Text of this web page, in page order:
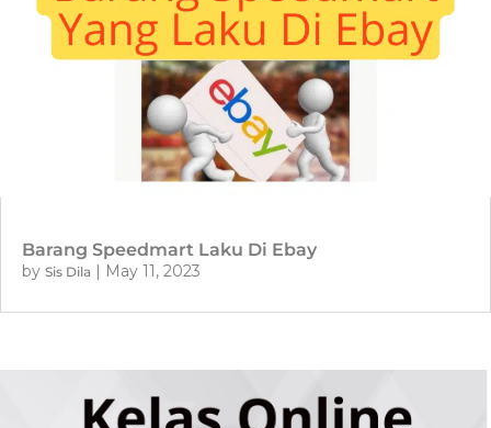
Barang Speedmart Laku Di Ebay
by Sis Dila May 11, 2023